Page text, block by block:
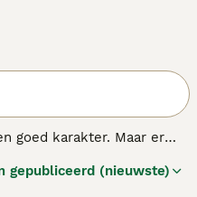
goed karakter. Maar er
gepubliceerd (nieuwste)